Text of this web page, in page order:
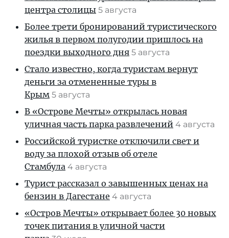
центра столицы 5 августа
Более трети бронирований туристического
жилья в первом полугодии пришлось на
поездки выходного дня 5 августа
Стало известно, когда туристам вернут
деньги за отмененные туры в
Крым 5 августа
В «Острове Мечты» открылась новая
уличная часть парка развлечений 4 августа
Российской туристке отключили свет и
воду за плохой отзыв об отеле
Стамбула 4 августа
Турист рассказал о завышенных ценах на
бензин в Дагестане 4 августа
«Остров Мечты» открывает более 30 новых
точек питания в уличной части